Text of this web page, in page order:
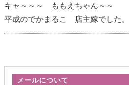
キャ～～～ ももえちゃん～～
平成のでかまるこ 店主嫁でした。
メールについて